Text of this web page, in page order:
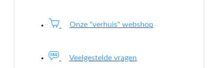
Onze "verhuis" webshop
Veelgestelde vragen